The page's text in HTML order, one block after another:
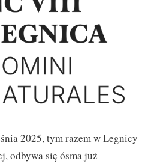
2025, tym razem w Legnicy
odbywa się ósma już